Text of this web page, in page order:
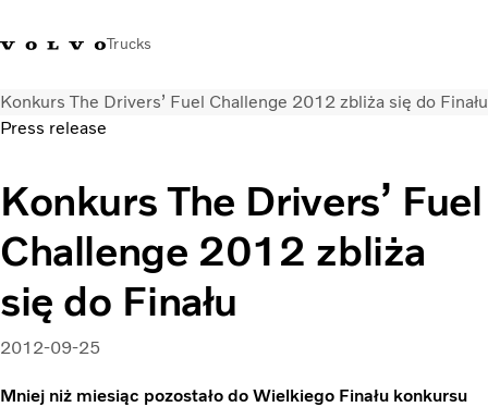
Trucks
+48 22 383 45 00 Sklep Volvo TrucksZaloguj sięPolska
Rozwiązania transportowe
Samochody ciężarowe
Usługi
Wyszukiwarka dealerów
Aktualności
O nas
Volvo Truck Builder
Konkurs The Drivers’ Fuel Challenge 2012 zbliża się do Finału
Press release
Konkurs The Drivers’ Fuel
Challenge 2012 zbliża
się do Finału
2012-09-25
Mniej niż miesiąc pozostało do Wielkiego Finału konkursu